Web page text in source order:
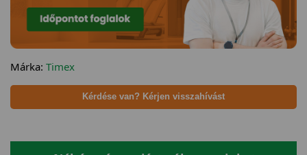
Márka: Timex
Kérdése van? Kérjen visszahívást